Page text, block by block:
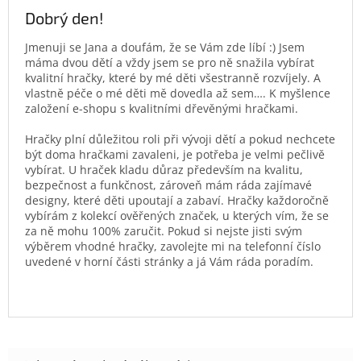
Dobrý den!
Jmenuji se Jana a doufám, že se Vám zde líbí :) Jsem
máma dvou dětí a vždy jsem se pro ně snažila vybírat
kvalitní hračky, které by mé děti všestranně rozvíjely. A
vlastně péče o mé děti mě dovedla až sem…. K myšlence
založení e-shopu s kvalitními dřevěnými hračkami.
Hračky plní důležitou roli při vývoji dětí a pokud nechcete
být doma hračkami zavaleni, je potřeba je velmi pečlivě
vybírat. U hraček kladu důraz především na kvalitu,
bezpečnost a funkčnost, zároveň mám ráda zajímavé
designy, které děti upoutají a zabaví. Hračky každoročně
vybírám z kolekcí ověřených značek, u kterých vím, že se
za ně mohu 100% zaručit. Pokud si nejste jisti svým
výběrem vhodné hračky, zavolejte mi na telefonní číslo
uvedené v horní části stránky a já Vám ráda poradím.